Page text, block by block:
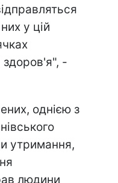
у цій
здоров'я", -
однією з
утримання,
людини